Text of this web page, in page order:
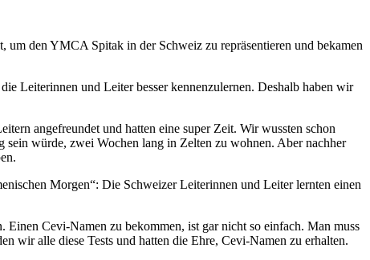
den YMCA Spitak in der Schweiz zu repräsentieren und bekamen
Leiterinnen und Leiter besser kennenzulernen. Deshalb haben wir
angefreundet und hatten eine super Zeit. Wir wussten schon
sein würde, zwei Wochen lang in Zelten zu wohnen. Aber nachher
Morgen“: Die Schweizer Leiterinnen und Leiter lernten einen
Cevi-Namen zu bekommen, ist gar nicht so einfach. Man muss
wir alle diese Tests und hatten die Ehre, Cevi-Namen zu erhalten.